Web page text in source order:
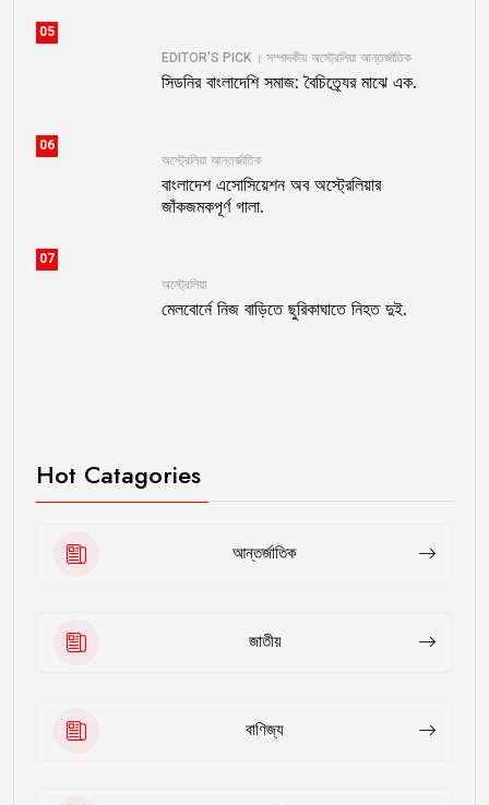
05
EDITOR'S PICK । সম্পাদকীয় অস্ট্রেলিয়া আন্তর্জাতিক
সিডনির বাংলাদেশি সমাজ: বৈচিত্র্যের মাঝে এক.
06
অস্ট্রেলিয়া আন্তর্জাতিক
বাংলাদেশ এসোসিয়েশন অব অস্ট্রেলিয়ার
জাঁকজমকপূর্ণ গালা.
07
অস্ট্রেলিয়া
মেলবোর্নে নিজ বাড়িতে ছুরিকাঘাতে নিহত দুই.
Hot Catagories
আন্তর্জাতিক
জাতীয়
বাণিজ্য